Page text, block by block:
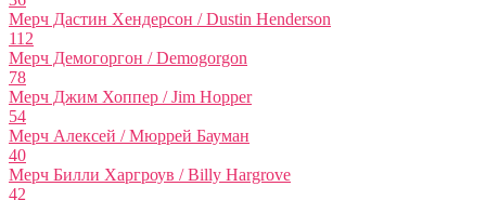
Мерч Дастин Хендерсон / Dustin Henderson
112
Мерч Демогоргон / Demogorgon
78
Мерч Джим Хоппер / Jim Hopper
54
Мерч Алексей / Мюррей Бауман
40
Мерч Билли Харгроув / Billy Hargrove
42